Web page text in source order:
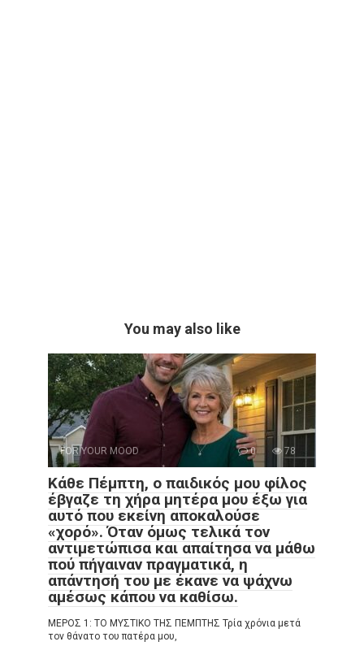
You may also like
FOR YOUR MOOD 0 78
Κάθε Πέμπτη, ο παιδικός μου φίλος
έβγαζε τη χήρα μητέρα μου έξω για
αυτό που εκείνη αποκαλούσε
«χορό». Όταν όμως τελικά τον
αντιμετώπισα και απαίτησα να μάθω
πού πήγαιναν πραγματικά, η
απάντησή του με έκανε να ψάχνω
αμέσως κάπου να καθίσω.
ΜΕΡΟΣ 1: ΤΟ ΜΥΣΤΙΚΟ ΤΗΣ ΠΕΜΠΤΗΣ Τρία χρόνια μετά
τον θάνατο του πατέρα μου,